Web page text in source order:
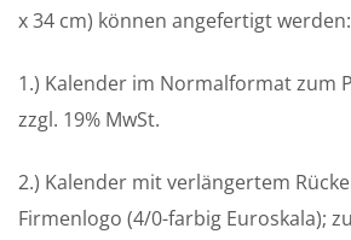
x 34 cm) können angefertigt werden:
1.) Kalender im Normalformat zum
zzgl. 19% MwSt.
2.) Kalender mit verlängertem
Firmenlogo (4/0-farbig Euroskala);